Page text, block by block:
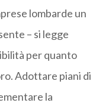
lombarde un
– si legge
per quanto
Adottare piani di
la